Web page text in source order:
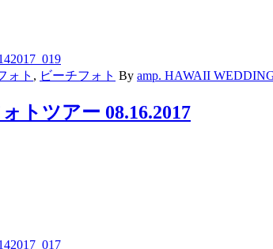
ォト , ビーチフォト By amp. HAWAII
トツアー 08.16.2017